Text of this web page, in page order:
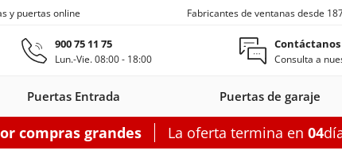
Ir al contenido principal
y puertas online Fabricantes de ventanas desde
900 75 11 75
Lun.-Vie. 08:00 - 18:00
Contáctanos
Consulta a
Ventanas de techo Ventanas
Balconeras correderas
Puertas Entrada
Puertas auxiliares
Puertas de garaje
compras grandes La oferta termina en 04